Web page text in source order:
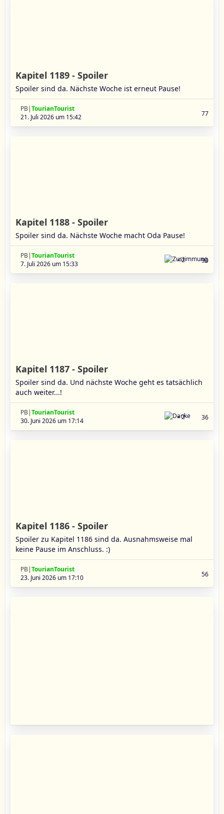
Kapitel 1189 - Spoiler
Spoiler sind da. Nächste Woche ist erneut Pause!
PB|TourianTourist
21. Juli 2026 um 15:42
77
Kapitel 1188 - Spoiler
Spoiler sind da. Nächste Woche macht Oda Pause!
PB|TourianTourist
7. Juli 2026 um 15:33
2 90
Kapitel 1187 - Spoiler
Spoiler sind da. Und nächste Woche geht es tatsächlich
auch weiter...!
PB|TourianTourist
30. Juni 2026 um 17:14
2 36
Kapitel 1186 - Spoiler
Spoiler zu Kapitel 1186 sind da. Ausnahmsweise mal
keine Pause im Anschluss. :)
PB|TourianTourist
23. Juni 2026 um 17:10
56